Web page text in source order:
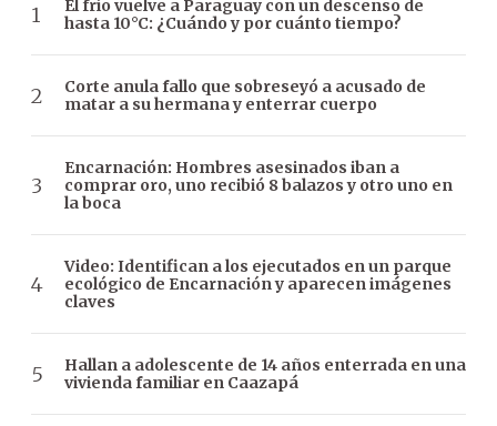
El frío vuelve a Paraguay con un descenso de
hasta 10°C: ¿Cuándo y por cuánto tiempo?
Corte anula fallo que sobreseyó a acusado de
matar a su hermana y enterrar cuerpo
Encarnación: Hombres asesinados iban a
comprar oro, uno recibió 8 balazos y otro uno en
la boca
Video: Identifican a los ejecutados en un parque
ecológico de Encarnación y aparecen imágenes
claves
Hallan a adolescente de 14 años enterrada en una
vivienda familiar en Caazapá